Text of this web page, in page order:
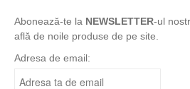
Abonează-te la NEWSLETTER-ul
află de noile produse de pe site.
Adresa de email: